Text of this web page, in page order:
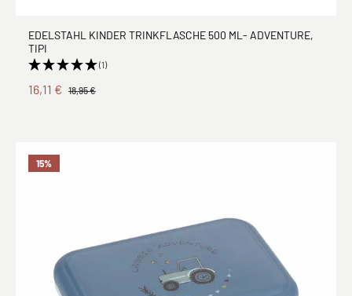
EDELSTAHL KINDER TRINKFLASCHE 500 ML- ADVENTURE,
TIPI
(1)
16,11 € 18,95 €
15%